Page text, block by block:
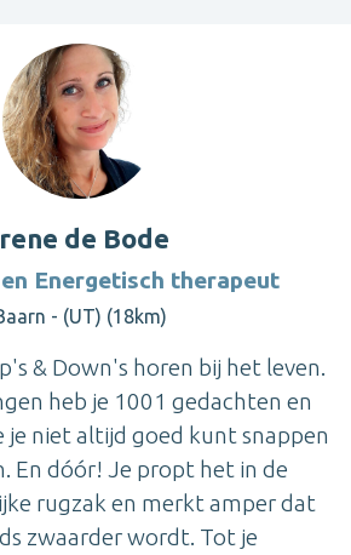
de Bode
Energetisch therapeut
- (UT) (18km)
& Down's horen bij het leven.
heb je 1001 gedachten en
je niet altijd goed kunt snappen
En dóór! Je propt het in de
rugzak en merkt amper dat
zwaarder wordt. Tot je